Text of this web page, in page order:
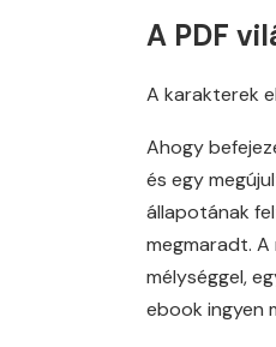
A PDF
A karakterek
Ahogy
és egy
állapotának
megmaradt.
mélységgel,
ebook ingyen